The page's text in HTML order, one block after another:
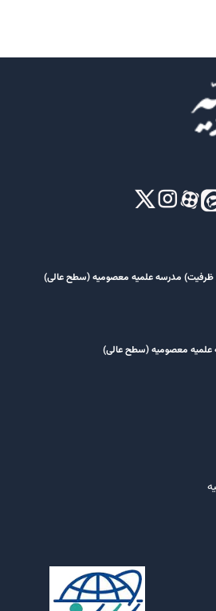
مدرسه علمیه معصومیه‌ (سطح عالی)
معصومیه‌ (سطح عالی)